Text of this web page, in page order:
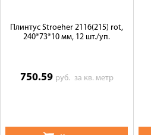
Плинтус Stroeher 2116(215) rot,
240*73*10 мм, 12 шт./уп.
750.59 руб. за кв. метр